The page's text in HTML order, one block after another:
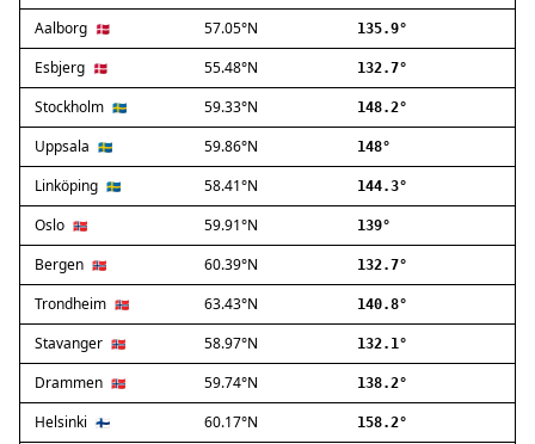
Haderslev
Albertslund
Allerød
Ballerup
Birkerød
Brøndby
Charlottenlund
Dragør
Farum
Fredensborg
Frederiksberg
Frederikssund
Frederiksværk
Gentofte
Gladsaxe
Aalborg 🇩🇰 57.05°N 135.9°
Esbjerg 🇩🇰 55.48°N 132.7°
Stockholm 🇸🇪 59.33°N 148.2°
Uppsala 🇸🇪 59.86°N 148°
Linköping 🇸🇪 58.41°N 144.3°
Oslo 🇳🇴 59.91°N 139°
Bergen 🇳🇴 60.39°N 132.7°
Trondheim 🇳🇴 63.43°N 140.8°
Stavanger 🇳🇴 58.97°N 132.1°
Drammen 🇳🇴 59.74°N 138.2°
Helsinki 🇫🇮 60.17°N 158.2°